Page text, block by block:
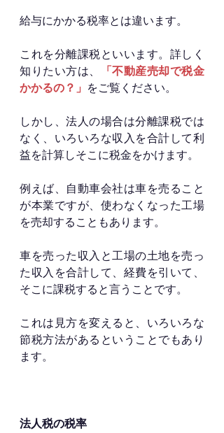
給与にかかる税率とは違います。
これを分離課税といいます。詳しく
知りたい方は、
「不動産売却で税金
かかるの？」 をご覧ください。
しかし、法人の場合は分離課税では
なく、いろいろな収入を合計して利
益を計算しそこに税金をかけます。
例えば、自動車会社は車を売ること
が本業ですが、使わなくなった工場
を売却することもあります。
車を売った収入と工場の土地を売っ
た収入を合計して、経費を引いて、
そこに課税すると言うことです。
これは見方を変えると、いろいろな
節税方法があるということでもあり
ます。
法人税の税率